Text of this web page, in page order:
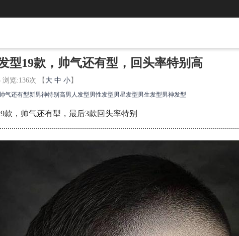
型19款，帅气还有型，回头率特别高
浏览:136次 【 大 中 小 】
帅气还有型新男神特别高男人发型男性发型男星发型男生发型男神发型
款，帅气还有型，最后3款回头率特别